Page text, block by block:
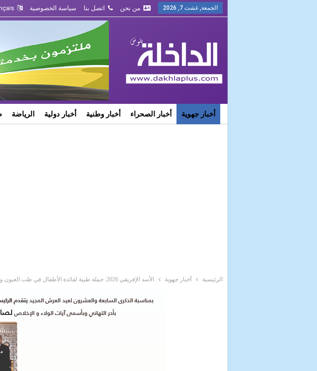
الجمعة, غشت 7, 2026 من نحن اتصل بنا سياسة الخصوصية
أخبار جهوية أخبار الصحراء أخبار وطنية أخبار دولية الرياضة
الرئيسية أخبار جهوية الأسد الإفريقي 2026: حملة طبية لفائدة الأطفال في طب العيون والأسنان بالداخلة